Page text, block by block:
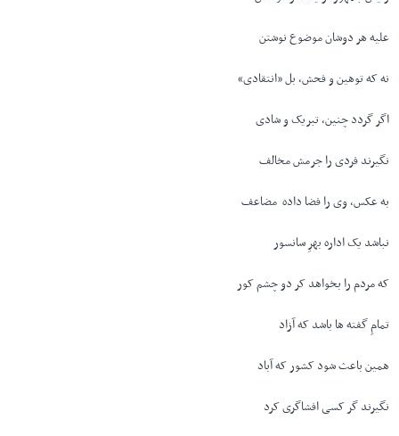
علیه هر دوشان موضوع نوشتن
نه که توهین و فحش، بل «انتقادی»
اگر گردد چنین، تبریک و شادی
نگیرند فردی را جرمش مخالف
به عکس، وی را فضا داده مضاعف
نباشد یک اداره بهرِ سانسور
که مردم را بخواهد کر دو چشم کور
تمامِ گفته ها باشد که آزاد
همین باعث شود کشور که آباد
نگیرند گر کسی افشاگری کرد